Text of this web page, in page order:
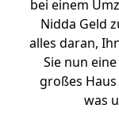
bei einem
Nidda Geld
alles daran,
Sie nun
großes
was